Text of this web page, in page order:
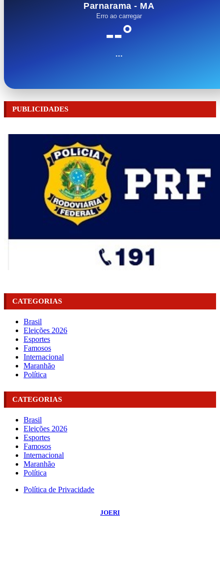
Parnarama - MA
Erro ao carregar
--°
...
PUBLICIDADES
CATEGORIAS
Brasil
Eleições 2026
Esportes
Famosos
Internacional
Maranhão
Política
CATEGORIAS
Brasil
Eleições 2026
Esportes
Famosos
Internacional
Maranhão
Política
Política de Privacidade
JOERI